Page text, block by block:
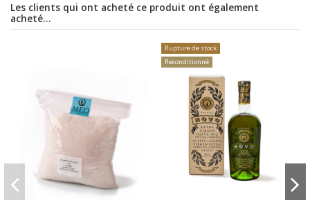
Les clients qui ont acheté ce produit ont également
acheté...
Rupture de stock
Reconditionné